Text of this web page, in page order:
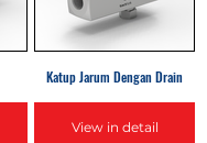
Katup Jarum Dengan Drain
View in detail